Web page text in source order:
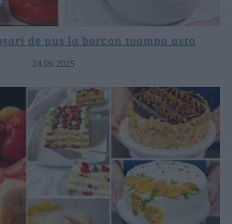
de pus la borcan toamna asta
24.09.2025